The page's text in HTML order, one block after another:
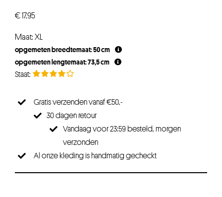
€17,95
Maat: XL
opgemeten breedtemaat: 50 cm
opgemeten lengtemaat: 73,5 cm
Gratis verzenden vanaf €50,-
30 dagen retour
Vandaag voor 23:59 besteld, morgen
verzonden
Al onze kleding is handmatig gecheckt